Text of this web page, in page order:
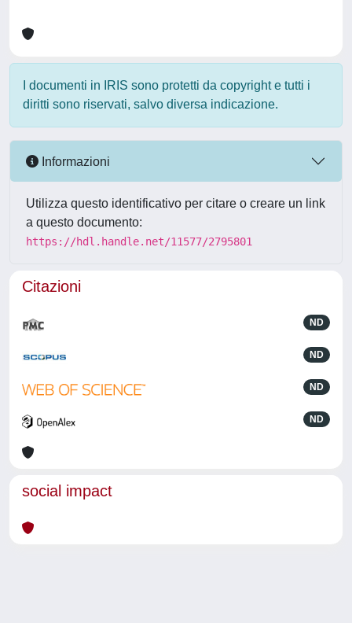
I documenti in IRIS sono protetti da copyright e tutti i
diritti sono riservati, salvo diversa indicazione.
Informazioni
Utilizza questo identificativo per citare o creare un link
a questo documento:
https://hdl.handle.net/11577/2795801
Citazioni
ND
ND
ND
ND
social impact